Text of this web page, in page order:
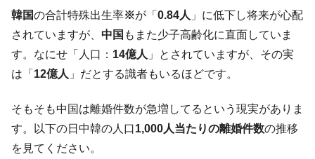
『Money1』
韓国大統領府ボンクラ政策室長が告発され
た ⇒ 国家が行った恐るべき株価操作であり、空前の国政壟
『Money1』
韓国･警察職員が「丸刈りになって抗議活
動」
『Money1』
中国だけが鉄鋼輸出を異常増加させる ⇒ 中
国の過剰生産が世界を蝕む。
『Money1』
韓国製造業「半導体絶好調」のウラで他業
韓国の合計特殊出生率※が「 0.84人 」に低下し将来が心配
されていますが、 中国 もまた少子高齢化に直面していま
す。なにせ「人口： 14億人 」とされていますが、その実
は「 12億人 」だとする識者もいるほどです。
そもそも中国は離婚件数が急増してるという現実がありま
す。以下の日中韓の人口1,000人当たりの離婚件数の推移
を見てください。